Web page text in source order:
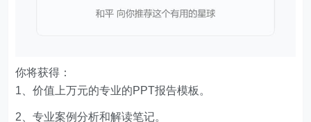
你将获得：
1、价值上万元的专业的PPT报告模板。
2、专业案例分析和解读笔记。